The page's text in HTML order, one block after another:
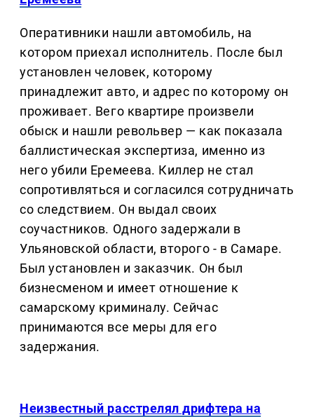
Оперативники нашли автомобиль, на
котором приехал исполнитель. После был
установлен человек, которому
принадлежит авто, и адрес по которому он
проживает. Вего квартире произвели
обыск и нашли револьвер — как показала
баллистическая экспертиза, именно из
него убили Еремеева. Киллер не стал
сопротивляться и согласился сотрудничать
со следствием. Он выдал своих
соучастников. Одного задержали в
Ульяновской области, второго - в Самаре.
Был установлен и заказчик. Он был
бизнесменом и имеет отношение к
самарскому криминалу. Сейчас
принимаются все меры для его
задержания.
Неизвестный расстрелял дрифтера на